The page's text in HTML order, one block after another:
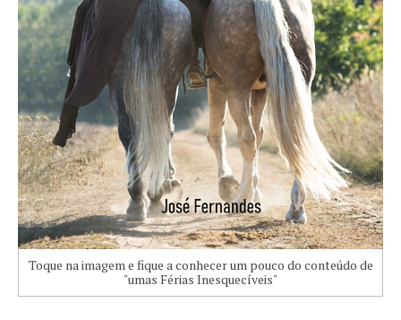
Toque na imagem e fique a conhecer um pouco do conteúdo de
"umas Férias Inesquecíveis"